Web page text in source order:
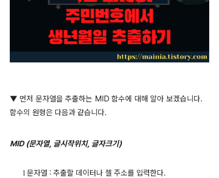
▼ 먼저 문자열을 추출하는 MID함수에 대해 알아 보겠습니다.
함수의 원형은 다음과 같습니다.
MID (문자열, 글시작위치, 글자크기)
l 문자열 : 추출할 데이터나 셀 주소를 입력한다.